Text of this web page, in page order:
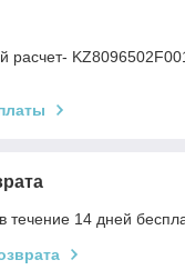
расчет-
течение 14 дней